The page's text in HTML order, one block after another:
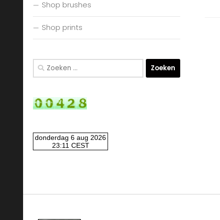
Shop brushes
Shop prints
Zoeken
naar: